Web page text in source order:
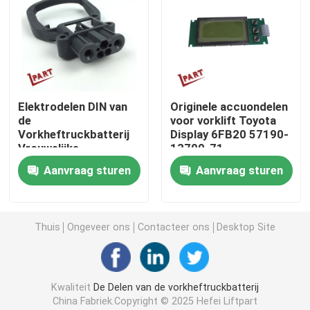
Vorkheftruckschakelaar
Elektrische Vorkheftruckschakelaar
Vorkheftruckhandvat
Heftruck gashendel
Motor Magnetische Rem
Het Systeem van de vorkheftruckrem
Elektrodelen DIN van
de
Vorkheftruckbatterij
Vrouwelijke
Ladersschakelaar 80A
Aanvraag sturen
Originele accuondelen
voor vorklift Toyota
Display 6FB20 57190-
13700-71
Aanvraag sturen
Thuis Ongeveer ons Contacteer ons Desktop Site
Kwaliteit De Delen van de vorkheftruckbatterij
China Fabriek.Copyright © 2025 Hefei Liftpart